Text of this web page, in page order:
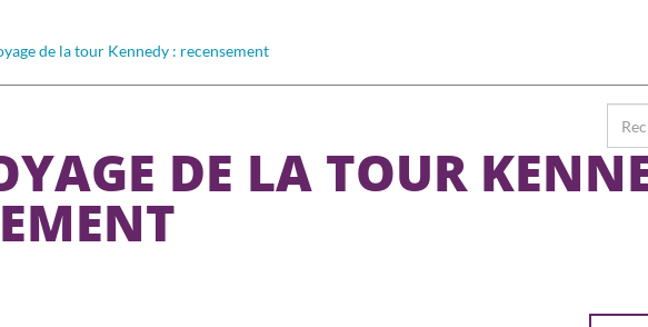
de la tour Kennedy : recensement
DE LA TOUR